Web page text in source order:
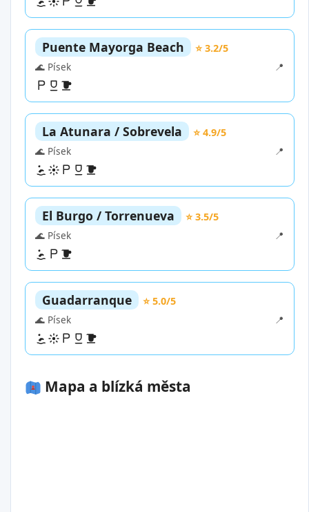
Puente Mayorga Beach
⭐ 3.2/5
🌊 Písek
📍
La Atunara / Sobrevela
⭐ 4.9/5
🌊 Písek
📍
El Burgo / Torrenueva
⭐ 3.5/5
🌊 Písek
📍
Guadarranque
⭐ 5.0/5
🌊 Písek
📍
Mapa a blízká města